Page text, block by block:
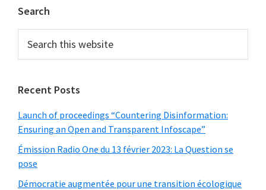
Primary
Sidebar
Search
this
Recent Posts
Launch of proceedings “Countering Disinformation:
Ensuring an Open and Transparent Infoscape”
Émission Radio One du 13 février 2023: La Question se
pose
Démocratie augmentée pour une transition écologique